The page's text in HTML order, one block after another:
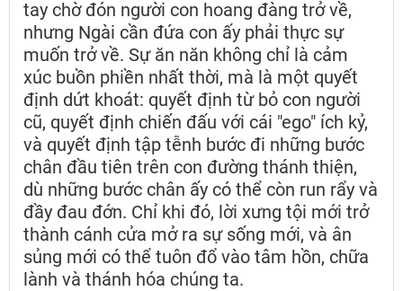
tay chờ đón người con hoang đàng trở về,
nhưng Ngài cần đứa con ấy phải thực sự
muốn trở về. Sự ăn năn không chỉ là cảm
xúc buồn phiền nhất thời, mà là một quyết
định dứt khoát: quyết định từ bỏ con người
cũ, quyết định chiến đấu với cái "ego" ích kỷ,
và quyết định tập tễnh bước đi những bước
chân đầu tiên trên con đường thánh thiện,
dù những bước chân ấy có thể còn run rẩy và
đầy đau đớn. Chỉ khi đó, lời xưng tội mới trở
thành cánh cửa mở ra sự sống mới, và ân
sủng mới có thể tuôn đổ vào tâm hồn, chữa
lành và thánh hóa chúng ta.